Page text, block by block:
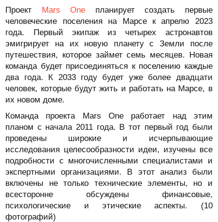
Проект Mars One планирует создать первые
человеческие поселения на Марсе к апрелю 2023
года. Первый экипаж из четырех астронавтов
эмигрирует на их новую планету с Земли после
путешествия, которое займет семь месяцев. Новая
команда будет присоединяться к поселению каждые
два года. К 2033 году будет уже более двадцати
человек, которые будут жить и работать на Марсе, в
их новом доме.
Команда проекта Mars One работает над этим
планом с начала 2011 года. В тот первый год были
проведены широкие и исчерпывающие
исследования целесообразности идеи, изучены все
подробности с многочисленными специалистами и
экспертными организациями. В этот анализ были
включены не только технические элементы, но и
всесторонне обсуждены финансовые,
психологические и этические аспекты. (10
фотографий)